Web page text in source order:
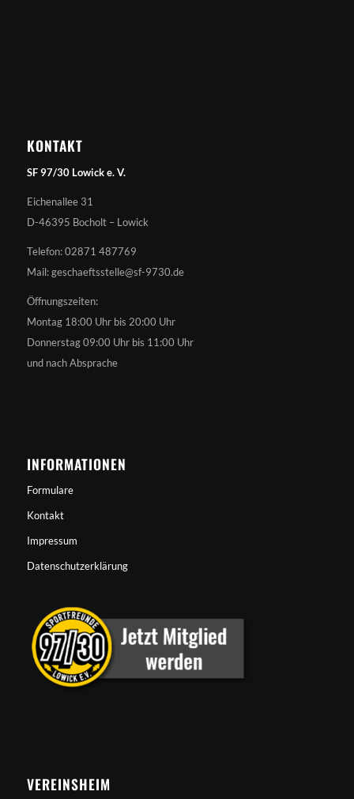
KONTAKT
SF 97/30 Lowick e. V.
Eichenallee 31
D-46395 Bocholt – Lowick
Telefon: 02871 487769
Mail: geschaeftsstelle@sf-9730.de
Öffnungszeiten:
Montag 18:00 Uhr bis 20:00 Uhr
Donnerstag 09:00 Uhr bis 11:00 Uhr
und nach Absprache
INFORMATIONEN
Formulare
Kontakt
Impressum
Datenschutzerklärung
VEREINSHEIM